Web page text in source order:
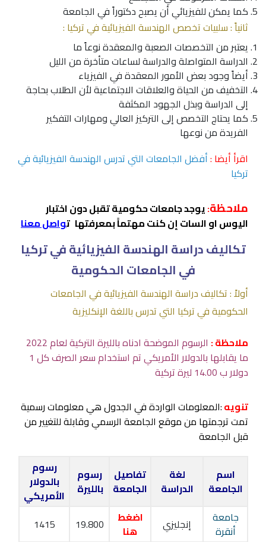
كما يمكن للفيزيائي أن يصبح دكتوراً في الجامعة
ثانياً : سلبيات تخصص الهندسة الفيزيائية في تركيا :
يعتبر من التخصصات الصعبة والمعقدة نوعاً ما
الدراسة المتواصلة والدراسة لساعات متأخرة من الليل
أيضاً وجود بعض الأمور المعقدة في الفيزياء
التخفيف من الحياة والعلاقات الاجتماعية لأن الطلاب بحاجة
إلى الدراسة وبذل الجهود المكثفة
كما يحتاج التخصص إلى التركيز العالي ومهارات التفكير
الفريدة من نوعها
اقرأ أيضا :أفضل الجامعات التي تدرس الهندسة الفيزيائية في
تركيا
ملاحظة:يوجد جامعات حكومية تقبل دون اختبار
اليوس او السات إن كنت مهتماً بمعرفتها تواصل معنا
تكاليف دراسة الهندسة الفيزيائية في تركيا
في الجامعات الحكومية
أولاً : تكاليف دراسة الهندسة الفيزيائية في الجامعات
الحكومية في تركيا التي تدرس باللغة الإنكليزية
ملاحظة :
الرسوم الموضحة ادناه بالليرة التركية لعام 2022
ما يقابلها بالدولار الأمريكي تم استخدام سعر الصرف كل 1
دولار ب 14.00 ليرة تركية
تنويه:المعلومات الواردة في الجدول هي معلومات رسمية
تمت ترجمتها من موقع الجامعة الرسمي وقابلة للتغيير من
قبل الجامعة
اسم
الجامعة
لغة
الدراسة
تفاصيل
الجامعة
رسوم
بالليرة
رسوم
بالدولار
الأمريكي
جامعة
أنقرة
إنجليزي
اضغط
هنا
19.800
1415